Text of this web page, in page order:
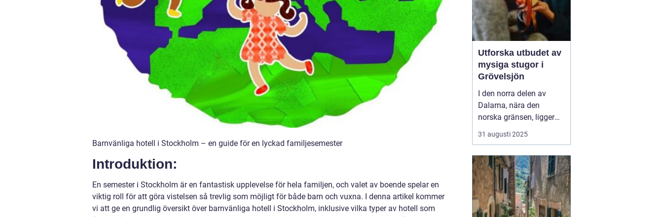
Barnvänliga hotell i Stockholm – en guide för en lyckad familjesemester
Introduktion:
En semester i Stockholm är en fantastisk upplevelse för hela familjen, och valet av boende spelar en
viktig roll för att göra vistelsen så trevlig som möjligt för både barn och vuxna. I denna artikel kommer
vi att ge en grundlig översikt över barnvänliga hotell i Stockholm, inklusive vilka typer av hotell som
Utforska utbudet av
mysiga stugor i
Grövelsjön
I den norra delen av
Dalarna, nära den
norska gränsen, ligger
den pittoreska fjällbyn
Grövelsjön. Denna plats
naturälskare och
friluftsentusiaster.
Grövelsjön erbjuder en
spektakul&...
31 augusti 2025